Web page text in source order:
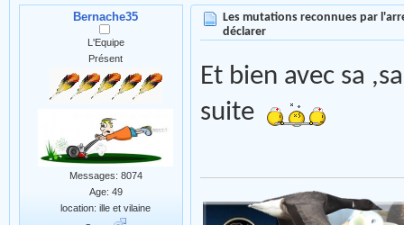
Bernache35
L'Equipe
Présent
Messages: 8074
Age: 49
location: ille et vilaine
Les mutations reconnues par
déclarer
Et bien avec sa
suite